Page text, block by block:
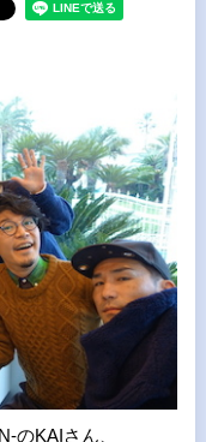
のKAIさん、